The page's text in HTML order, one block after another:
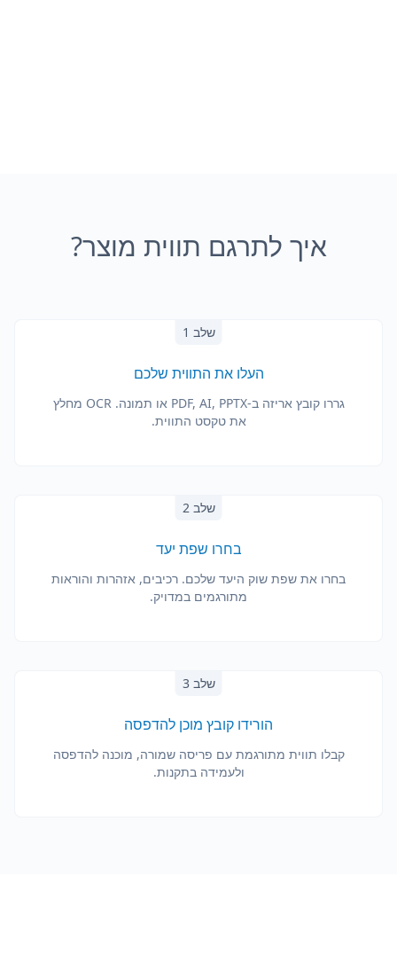
איך לתרגם תווית מוצר?
שלב 1
העלו את התווית שלכם
גררו קובץ אריזה ב-PDF, AI, PPTX או תמונה. OCR מחלץ
את טקסט התווית.
שלב 2
בחרו שפת יעד
בחרו את שפת שוק היעד שלכם. רכיבים, אזהרות והוראות
מתורגמים במדויק.
שלב 3
הורידו קובץ מוכן להדפסה
קבלו תווית מתורגמת עם פריסה שמורה, מוכנה להדפסה
ולעמידה בתקנות.